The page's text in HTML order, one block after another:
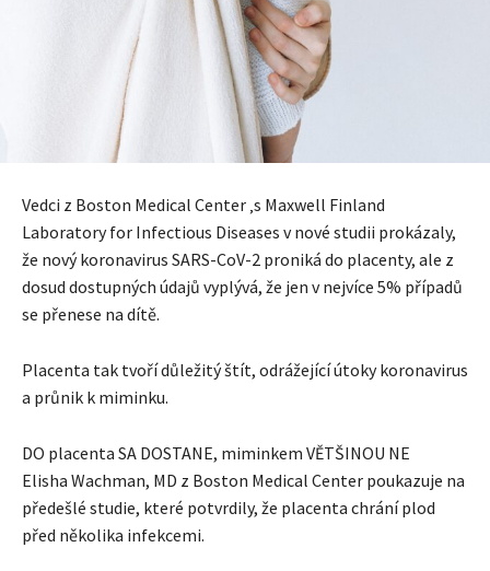
Vedci z Boston Medical Center ‚s Maxwell Finland
Laboratory for Infectious Diseases v nové studii prokázaly,
že nový koronavirus SARS-CoV-2 proniká do placenty, ale z
dosud dostupných údajů vyplývá, že jen v nejvíce 5% případů
se přenese na dítě.
Placenta tak tvoří důležitý štít, odrážející útoky koronavirus
a průnik k miminku.
DO placenta SA DOSTANE, miminkem VĚTŠINOU NE
Elisha Wachman, MD z Boston Medical Center poukazuje na
předešlé studie, které potvrdily, že placenta chrání plod
před několika infekcemi.